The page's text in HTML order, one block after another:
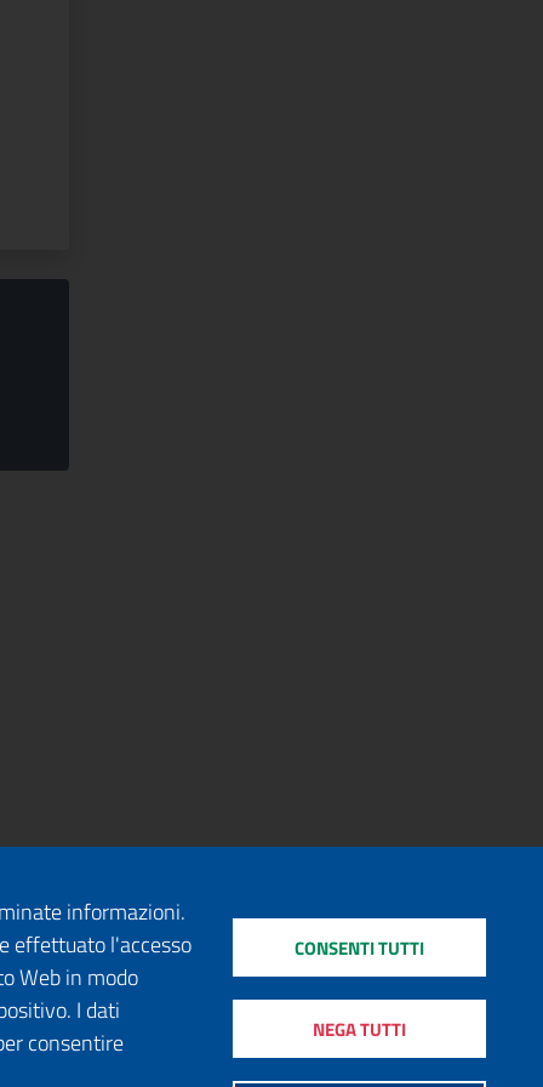
informazioni.
effettuato l'accesso
Web in modo
I dati
consentire
NEGA TUTTI
CONSENTI TUTTI